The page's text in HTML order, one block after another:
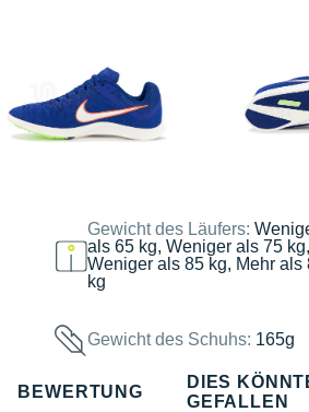
Gewicht des Läufers:
als 65 kg, Weniger als 75 kg,
Weniger als 85 kg, Mehr als
kg
Gewicht des Schuhs: 165g
BEWERTUNG
DIES
GEFALLEN